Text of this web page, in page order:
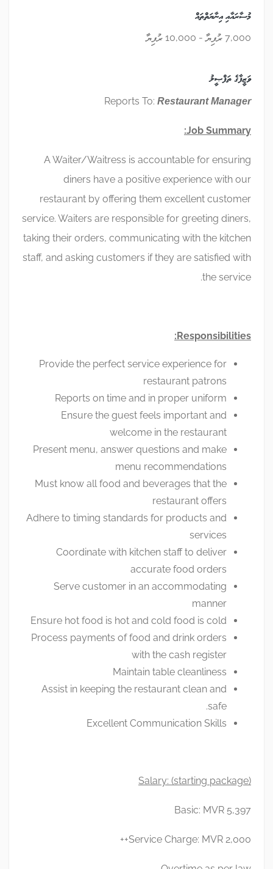
މުސާރައާއި އިނާޔަތްތައް
7,000 ރުފިޔާ - 10,000 ރުފިޔާ
ވަޒީފާގެ ތަފްޞީލު
Reports To: Restaurant Manager
Job Summary:
A Waiter/Waitress is accountable for ensuring
diners have a positive experience with our
restaurant by offering them excellent customer
service. Waiters are responsible for greeting diners,
taking their orders, communicating with the kitchen
staff, and asking customers if they are satisfied with
the service.
Responsibilities:
Provide the perfect service experience for
restaurant patrons
Reports on time and in proper uniform
Ensure the guest feels important and
welcome in the restaurant
Present menu, answer questions and make
menu recommendations
Must know all food and beverages that the
restaurant offers
Adhere to timing standards for products and
services
Coordinate with kitchen staff to deliver
accurate food orders
Serve customer in an accommodating
manner
Ensure hot food is hot and cold food is cold
Process payments of food and drink orders
with the cash register
Maintain table cleanliness
Assist in keeping the restaurant clean and
safe.
Excellent Communication Skills
Salary: (starting package)
Basic: MVR 5,397
Service Charge: MVR 2,000++